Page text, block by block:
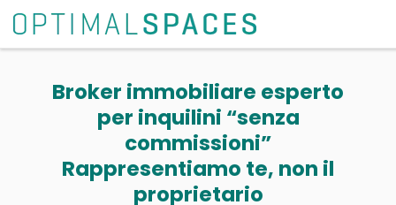
Broker immobiliare esperto
per inquilini “senza
commissioni”
Rappresentiamo te, non il
proprietario